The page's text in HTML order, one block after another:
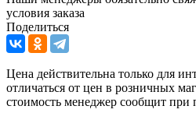
условия заказа
Поделиться
Цена действительна только для
отличаться от цен в розничных
стоимость менеджер сообщит при